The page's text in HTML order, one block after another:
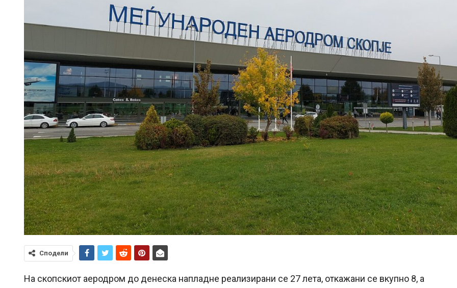
Сподели
На скопскиот аеродром до денеска напладне реализирани се 27 лета, откажани се вкупно 8, а